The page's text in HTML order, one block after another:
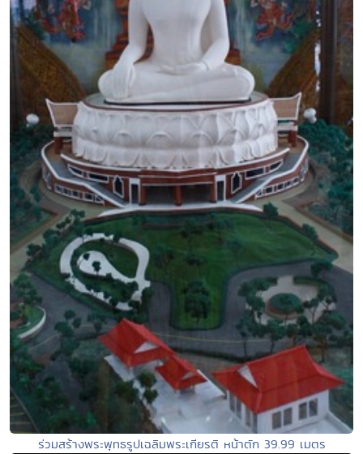
ร่วมสร้างพระพุทธรูปเฉลิมพระเกียรติ หน้าตัก 39.99 เมตร